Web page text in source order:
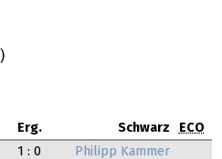
)
Erg. Schwarz
ECO
1 : 0
Philipp Kammer